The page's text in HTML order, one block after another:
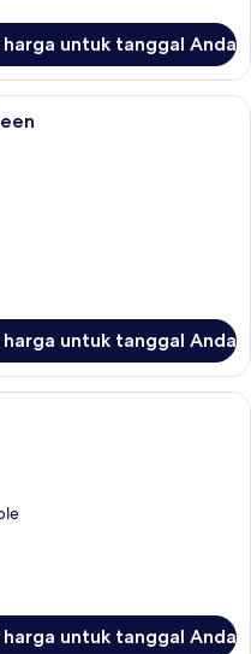
untuk tanggal Anda
premium, bantalan ekstra
untuk tanggal Anda
1 kamar tidur | Seprai
untuk tanggal Anda